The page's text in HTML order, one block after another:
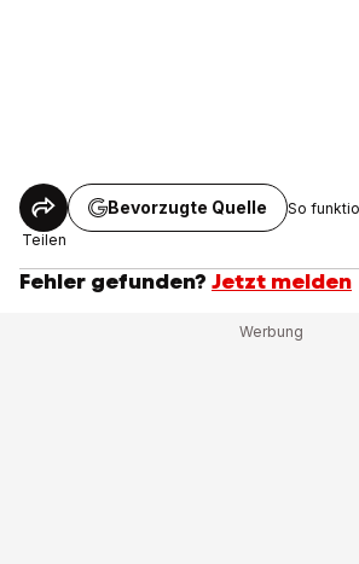
Teilen
Bevorzugte Quelle So
Fehler gefunden? Jetzt melden